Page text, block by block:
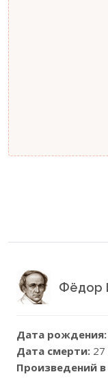
Фёдор
Дата рождения:
Дата смерти: 27
Произведений в